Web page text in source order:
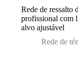
Rede de ressalto
profissional com
alvo ajustável
Rede de